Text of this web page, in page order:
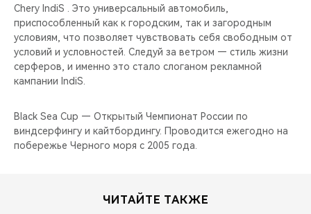
Chery IndiS . Это универсальный автомобиль,
приспособленный как к городским, так и загородным
условиям, что позволяет чувствовать себя свободным от
условий и условностей. Следуй за ветром — стиль жизни
серферов, и именно это стало слоганом рекламной
кампании IndiS.
Black Sea Cup — Открытый Чемпионат России по
виндсерфингу и кайтбордингу. Проводится ежегодно на
побережье Черного моря с 2005 года.
ЧИТАЙТЕ ТАКЖЕ